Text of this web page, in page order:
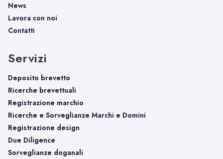
News
Lavora con noi
Contatti
Servizi
Deposito brevetto
Ricerche brevettuali
Registrazione marchio
Ricerche e Sorveglianze Marchi e Domini
Registrazione design
Due Diligence
Sorveglianze doganali